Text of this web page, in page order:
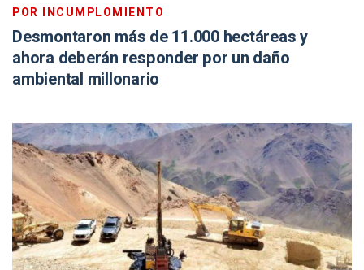
POR INCUMPLOMIENTO
Desmontaron más de 11.000 hectáreas y
ahora deberán responder por un daño
ambiental millonario